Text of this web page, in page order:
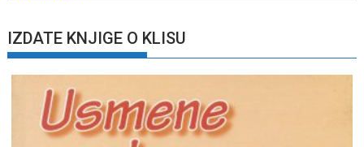
IZDATE KNJIGE O KLISU